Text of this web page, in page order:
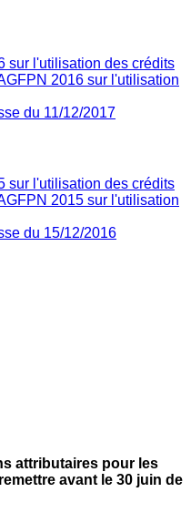
sur l'utilisation des crédits
2016 sur l'utilisation
du 11/12/2017
sur l'utilisation des crédits
2015 sur l'utilisation
du 15/12/2016
attributaires pour les
avant le 30 juin de